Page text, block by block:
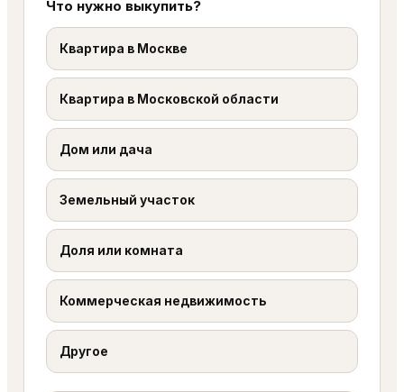
Что нужно выкупить?
Квартира в Москве
Квартира в Московской области
Дом или дача
Земельный участок
Доля или комната
Коммерческая недвижимость
Другое